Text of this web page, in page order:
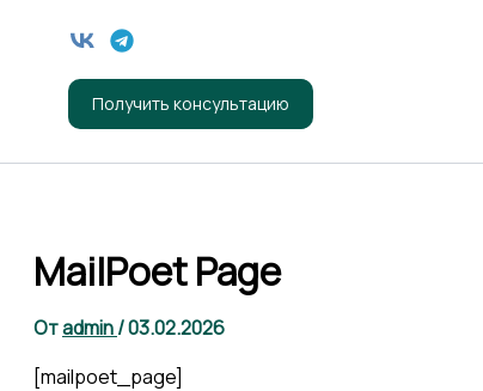
Получить консультацию
MailPoet Page
Отadmin/03.02.2026
[mailpoet_page]